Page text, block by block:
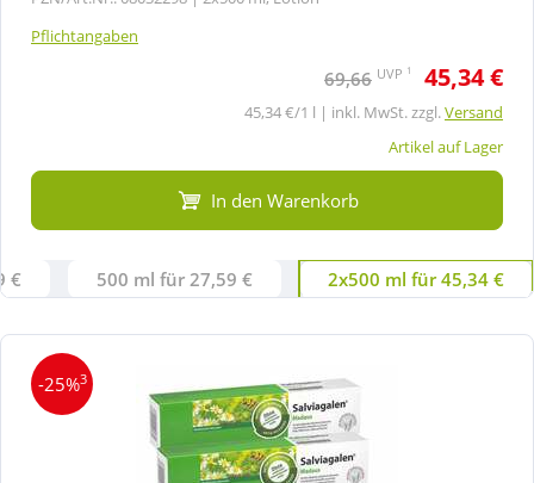
Pflichtangaben
69,66 UVP 1 45,34 €
45,34 €/1 l | inkl. MwSt. zzgl.Versand
Artikel auf Lager
In den Warenkorb
€ 500 ml für 27,59 € 2x500 ml für 45,34 €
-25%3